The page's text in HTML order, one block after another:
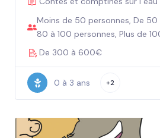
Moins de 50 personnes, De
80 à 100 personnes, Plus de
De 300 à 600€
0 à 3 ans +2